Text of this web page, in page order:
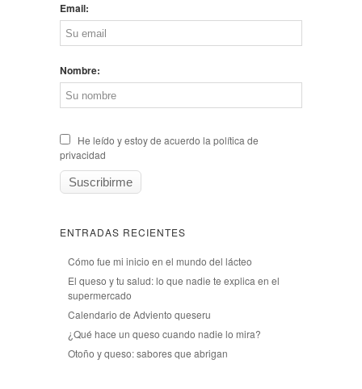
Email:
Nombre:
He leído y estoy de acuerdo la política de
privacidad
ENTRADAS RECIENTES
Cómo fue mi inicio en el mundo del lácteo
El queso y tu salud: lo que nadie te explica en el
supermercado
Calendario de Adviento queseru
¿Qué hace un queso cuando nadie lo mira?
Otoño y queso: sabores que abrigan